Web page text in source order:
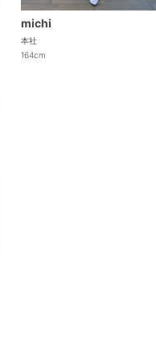
michi
本社
164cm